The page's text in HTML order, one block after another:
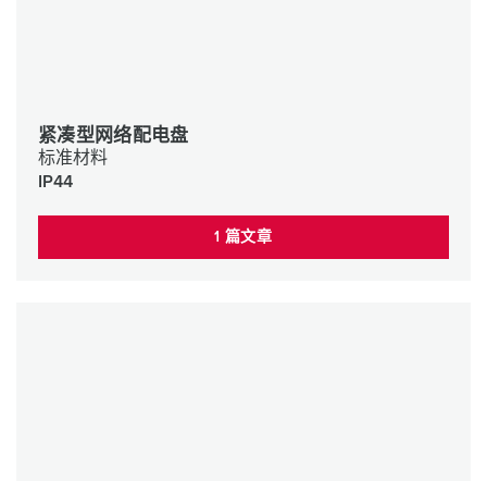
紧凑型网络配电盘
标准材料
IP44
1 篇文章